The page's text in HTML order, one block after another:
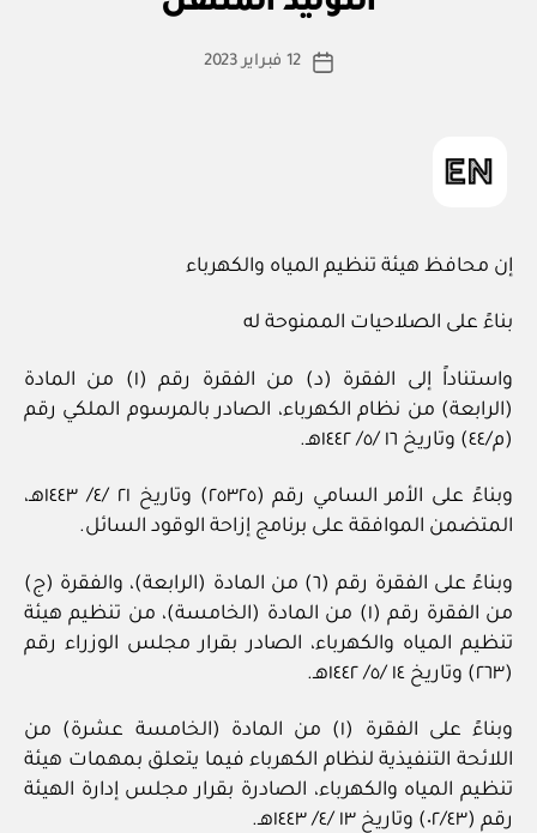
كاتب
س
ة
تاريخ
12 فبراير 2023
إن محافظ هيئة تنظيم المياه والكهرباء
بناءً على الصلاحيات الممنوحة له
واستناداً إلى الفقرة (د) من الفقرة رقم (١) من المادة
(الرابعة) من نظام الكهرباء، الصادر بالمرسوم الملكي رقم
(م/٤٤) وتاريخ ١٦ /٥/ ١٤٤٢هـ.
وبناءً على الأمر السامي رقم (٢٥٣٢٥) وتاريخ ٢١ /٤/ ١٤٤٣هـ،
المتضمن الموافقة على برنامج إزاحة الوقود السائل.
وبناءً على الفقرة رقم (٦) من المادة (الرابعة)، والفقرة (ج)
من الفقرة رقم (١) من المادة (الخامسة)، من تنظيم هيئة
تنظيم المياه والكهرباء، الصادر بقرار مجلس الوزراء رقم
(٢٦٣) وتاريخ ١٤ /٥/ ١٤٤٢هـ.
وبناءً على الفقرة (١) من المادة (الخامسة عشرة) من
اللائحة التنفيذية لنظام الكهرباء فيما يتعلق بمهمات هيئة
تنظيم المياه والكهرباء، الصادرة بقرار مجلس إدارة الهيئة
رقم (٠٢/٤٣) وتاريخ ١٣ /٤/ ١٤٤٣هـ.